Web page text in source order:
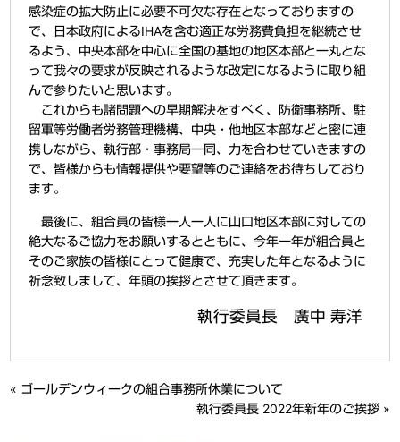
感染症の拡大防止に必要不可欠な存在となっておりますの
で、日本政府によるIHAを含む適正な労務費負担を継続させ
るよう、中央本部を中心に全国の基地の地区本部と一丸とな
って我々の要求が反映されるような改定になるように取り組
んで参りたいと思います。
これからも諸問題への早期解決をすべく、防衛事務所、駐
留軍等労働者労務管理機構、中央・他地区本部などと密に連
携しながら、執行部・事務局一同、力を合わせていきますの
で、皆様からも情報提供や要望等のご連絡をお待ちしており
ます。
最後に、組合員の皆様一人一人に山口地区本部に対しての
絶大なるご協力をお願いするとともに、今年一年が組合員と
そのご家族の皆様にとって健康で、充実した年となるように
祈念致しまして、年頭の挨拶とさせて頂きます。
執行委員長 廣中 寿洋
« ゴールデンウィークの組合事務所休業について
執行委員長 2022年新年のご挨拶»